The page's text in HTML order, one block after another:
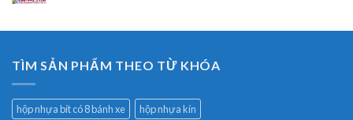
TÌM SẢN PHẨM THEO TỪ KHÓA
hộp nhựa bít có 8 bánh xe
hộp nhựa kín